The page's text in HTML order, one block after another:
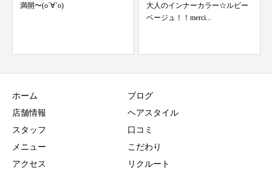
満開〜(о´∀`о)
大人のインナーカラー☆ルビー
ベージュ！！merci...
ホーム
店舗情報
スタッフ
メニュー
アクセス
ブログ
ヘアスタイル
口コミ
こだわり
リクルート